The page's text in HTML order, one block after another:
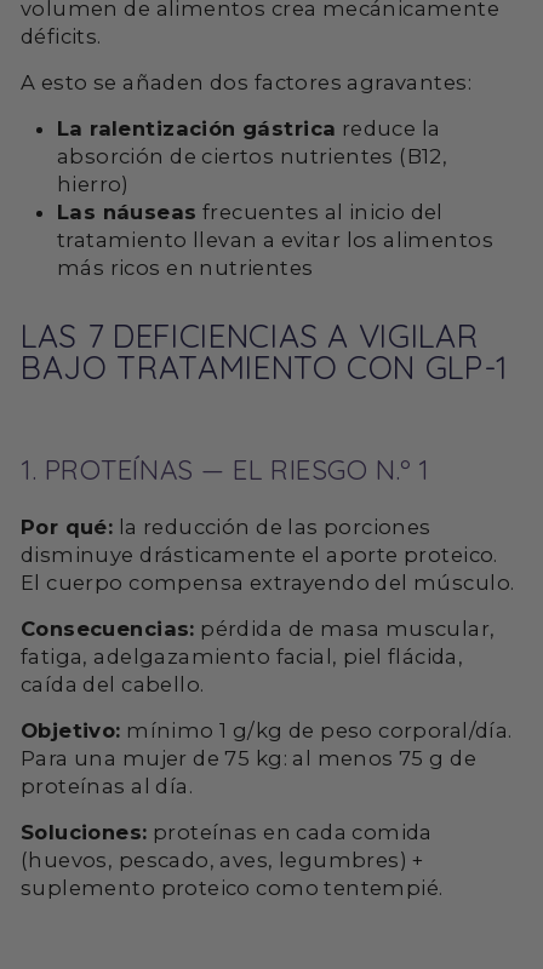
volumen de alimentos crea mecánicamente
déficits.
A esto se añaden dos factores agravantes:
La ralentización gástrica reduce la
absorción de ciertos nutrientes (B12,
hierro)
Las náuseas frecuentes al inicio del
tratamiento llevan a evitar los alimentos
más ricos en nutrientes
LAS 7 DEFICIENCIAS A VIGILAR
BAJO TRATAMIENTO CON GLP-1
1. PROTEÍNAS — EL RIESGO N.º 1
Por qué: la reducción de las porciones
disminuye drásticamente el aporte proteico.
El cuerpo compensa extrayendo del músculo.
Consecuencias: pérdida de masa muscular,
fatiga, adelgazamiento facial, piel flácida,
caída del cabello.
Objetivo: mínimo 1 g/kg de peso corporal/día.
Para una mujer de 75 kg: al menos 75 g de
proteínas al día.
Soluciones: proteínas en cada comida
(huevos, pescado, aves, legumbres) +
suplemento proteico como tentempié.